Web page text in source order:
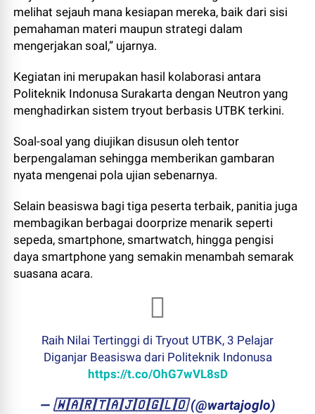
melihat sejauh mana kesiapan mereka, baik dari sisi
pemahaman materi maupun strategi dalam
mengerjakan soal,” ujarnya.
Kegiatan ini merupakan hasil kolaborasi antara
Politeknik Indonusa Surakarta dengan Neutron yang
menghadirkan sistem tryout berbasis UTBK terkini.
Soal-soal yang diujikan disusun oleh tentor
berpengalaman sehingga memberikan gambaran
nyata mengenai pola ujian sebenarnya.
Selain beasiswa bagi tiga peserta terbaik, panitia juga
membagikan berbagai doorprize menarik seperti
sepeda, smartphone, smartwatch, hingga pengisi
daya smartphone yang semakin menambah semarak
suasana acara.
Raih Nilai Tertinggi di Tryout UTBK, 3 Pelajar
Diganjar Beasiswa dari Politeknik Indonusa
https://t.co/OhG7wVL8sD
— ​🇼​​🇦​​🇷​​🇹​​🇦​​🇯​​🇴​​🇬​​🇱​​🇴 (@wartajoglo)